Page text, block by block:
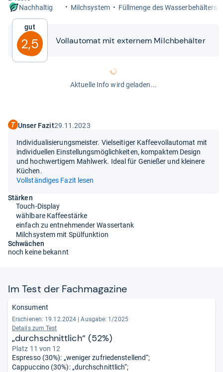
Nachhaltig
Milch­sys­tem Füll­menge des Was­ser­be­häl­ters:
Gut
2,5 Voll­au­to­mat mit exter­nem Milch­be­häl­ter
Aktuelle Info wird geladen...
Unser Fazit29.11.2023
Individualisierungsmeister. Vielseitiger Kaffeevollautomat mit
individuellen Einstellungsmöglichkeiten, kompaktem Design
und hochwertigem Mahlwerk. Ideal für Genießer und kleinere
Küchen.
Vollständiges Fazit lesen
Stärken
Touch-Display
wählbare Kaffeestärke
einfach zu entnehmender Wassertank
Milchsystem mit Spülfunktion
Schwächen
noch keine bekannt
Im Test der Fach­ma­ga­zine
Konsument
Erschienen: 19.12.2024
Ausgabe: 1/2025
Details zum Test
„durchschnittlich“ (52%)
Platz 11 von 12
Espresso (30%): „weniger zufriedenstellend“;
Cappuccino (30%): „durchschnittlich“;